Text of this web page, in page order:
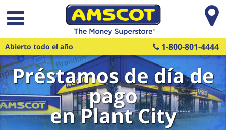
Saltar al contenido principal
Abierto todo el año 1-800-801-4444
Préstamos de día de
pago
en Plant City